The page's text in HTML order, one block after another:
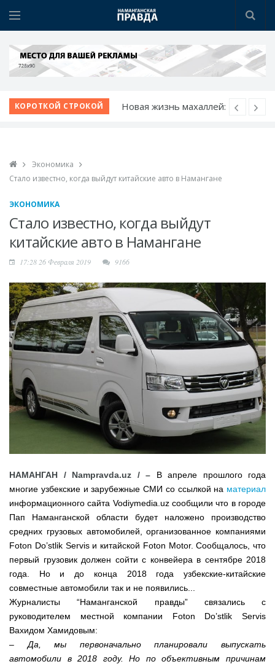
КОРОТКОЙ СТРОКОЙ
Новая жизнь махаллей:
обновлению:
преображаются
проблемные махалли
Победа при полных
трибунах
Нарынского района
Экономика
Стало известно, когда выйдут китайские авто в Намангане
ЭКОНОМИКА
Стало известно, когда выйдут
китайские авто в Намангане
17:28 26 Февраля 2019 9166
НАМАНГАН / Nampravda.uz / – В апреле прошлого года
многие узбекские и зарубежные СМИ со ссылкой на материал
информационного сайта Vodiymedia.uz сообщили что в городе
Пап Наманганской области будет наложено производство
средних грузовых автомобилей, организованное компаниями
Foton Do’stlik Servis и китайской Foton Motor. Сообщалось, что
первый грузовик должен сойти с конвейера в сентябре 2018
года. Но и до конца 2018 года узбекские-китайские
совместные автомобили так и не появились...
Журналисты “Наманганской правды” связались с
руководителем местной компании Foton Do’stlik Servis
Вахидом Хамидовым:
– Да, мы первоначально планировали выпускать
автомобили в 2018 году. Но по объективным причинам